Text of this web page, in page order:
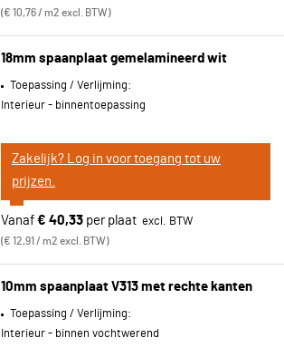
€ 10,76 / m2 excl. BTW
18mm spaanplaat gemelamineerd wit
Toepassing / Verlijming:
Interieur - binnentoepassing
Zakelijk? Log in voor toegang tot uw
prijzen.
Vanaf € 40,33 per plaat
€ 12,91 / m2 excl. BTW
10mm spaanplaat V313 met rechte kanten
Toepassing / Verlijming:
Interieur - binnen vochtwerend